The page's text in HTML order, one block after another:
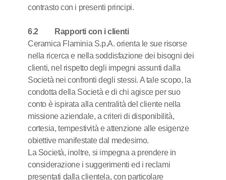
contrasto con i presenti principi.
6.2 Rapporti con i clienti
Ceramica Flaminia S.p.A. orienta le sue risorse
nella ricerca e nella soddisfazione dei bisogni dei
clienti, nel rispetto degli impegni assunti dalla
Società nei confronti degli stessi. A tale scopo, la
condotta della Società e di chi agisce per suo
conto è ispirata alla centralità del cliente nella
missione aziendale, a criteri di disponibilità,
cortesia, tempestività e attenzione alle esigenze
obiettive manifestate dal medesimo.
La Società, inoltre, si impegna a prendere in
considerazione i suggerimenti ed i reclami
presentati dalla clientela, con particolare